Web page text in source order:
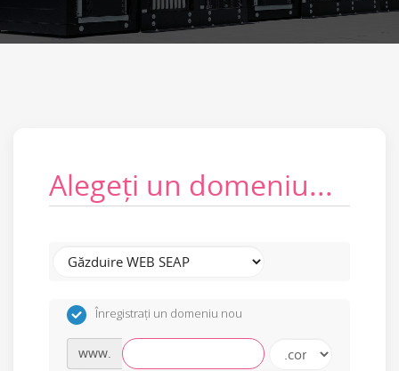
Alegeți un domeniu...
Înregistrați un domeniu nou
www.